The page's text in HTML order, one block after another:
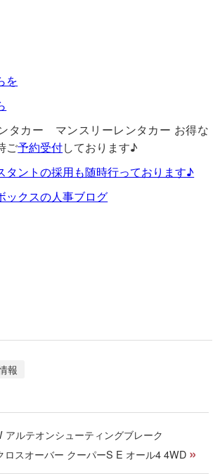
を
タカー マンスリーレンタカー お得な
ご予約受付しております♪
タントの採用も随時行っております♪
クスの人事ブログ
報
ルテオンシューティングブレーク
スオーバー クーパーS E オール4 4WD »